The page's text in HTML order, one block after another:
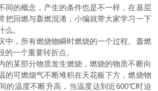
同的概念，产生的条件也是不一样，在基层
把回燃与轰燃混淆，小编就带大家学习一下
么。
中，所有燃烧物瞬时燃烧的一个过程。轰燃
的一个重要转折点。
的某部分物质发生燃烧，燃烧的物质不断向
的可燃烟气不断堆积在天花板下方，燃烧物
的温度不断升高，当温度达到近600℃时迫